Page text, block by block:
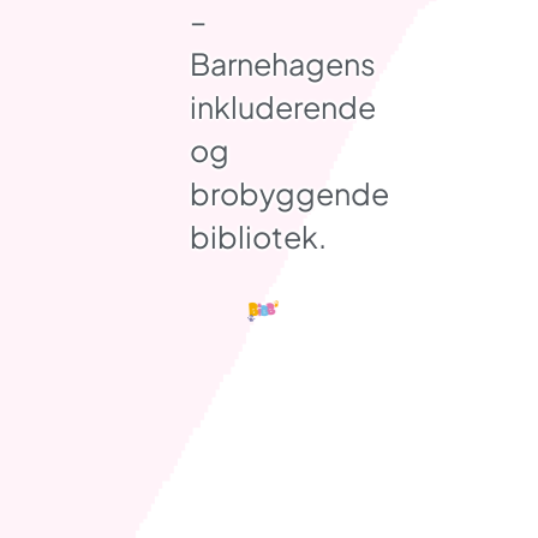
–
Barnehagens
inkluderende
og
brobyggende
bibliotek.